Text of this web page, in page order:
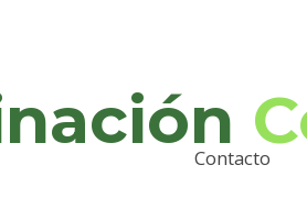
Contacto